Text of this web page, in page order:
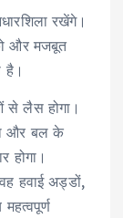
रखेंगे।
और मजबूत
है।
से लैस होगा।
और बल के
होगा।
हवाई अड्डों,